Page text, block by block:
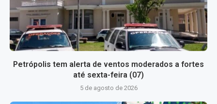
Petrópolis tem alerta de ventos moderados a fortes
até sexta-feira (07)
5 de agosto de 2026